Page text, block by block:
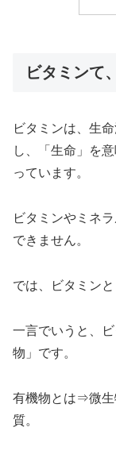
ビタミンて
ビタミンは、生
し、「生命」を
っています。
ビタミンやミネ
できません。
では、ビタミン
一言でいうと、
物」です。
有機物とは⇒微生
質。